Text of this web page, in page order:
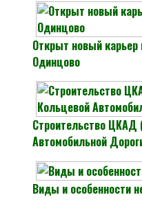
Открыт новый
Одинцово
Строительство ЦКАД
Автомобильной
Виды и особенности